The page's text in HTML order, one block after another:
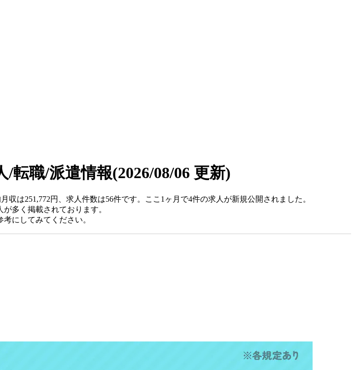
/転職/派遣情報(2026/08/06 更新)
は251,772円、求人件数は56件です。ここ1ヶ月で4件の求人が新規公開されました。
多く掲載されております。
にしてみてください。